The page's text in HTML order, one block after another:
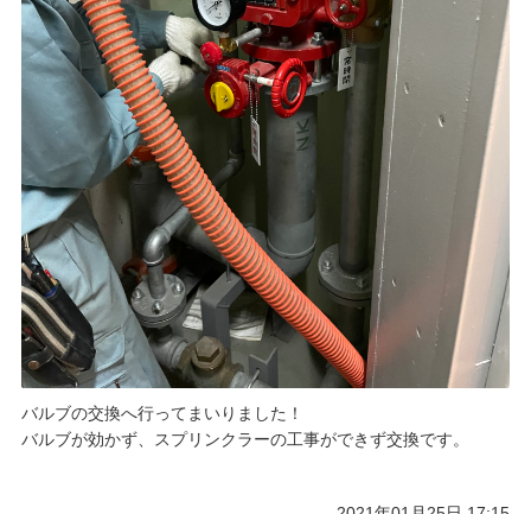
バルブの交換へ行ってまいりました！
バルブが効かず、スプリンクラーの工事ができず交換です。